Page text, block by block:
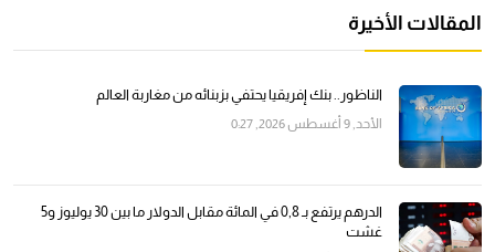
المقالات الأخيرة
الناظور.. بنك إفريقيا يحتفي بزبنائه من مغاربة العالم
الأحد, 9 أغسطس 2026, 0:27
الدرهم يرتفع بـ 0,8 في المائة مقابل الدولار ما بين 30 يوليوز و5
غشت